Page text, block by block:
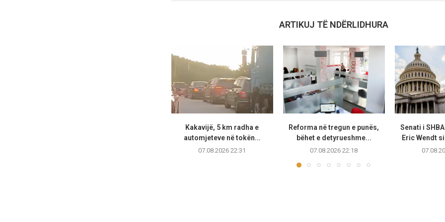
ARTIKUJ TË NDËRLIDHURA
Kakavijë, 5 km radha e
automjeteve në tokën...
07.08.2026 22:31
Reforma në tregun e punës,
bëhet e detyrueshme...
07.08.2026 22:18
Senati i
Eric Wendt